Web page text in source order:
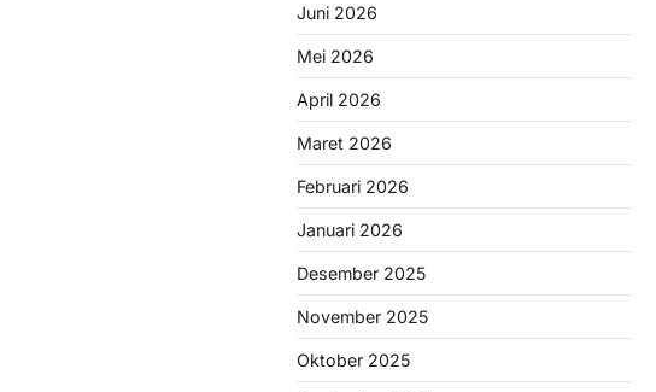
Juni 2026
Mei 2026
April 2026
Maret 2026
Februari 2026
Januari 2026
Desember 2025
November 2025
Oktober 2025